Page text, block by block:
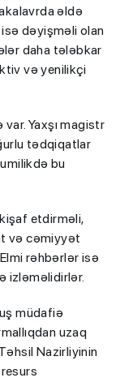
əldə
dəyişməli olan
daha tələbkar
və yenilikçi
Yaxşı magistr
tədqiqatlar
bu
etdirməli,
və cəmiyyət
rəhbərlər isə
izləməlidirlər.
müdafiə
uzaq
Nazirliyinin